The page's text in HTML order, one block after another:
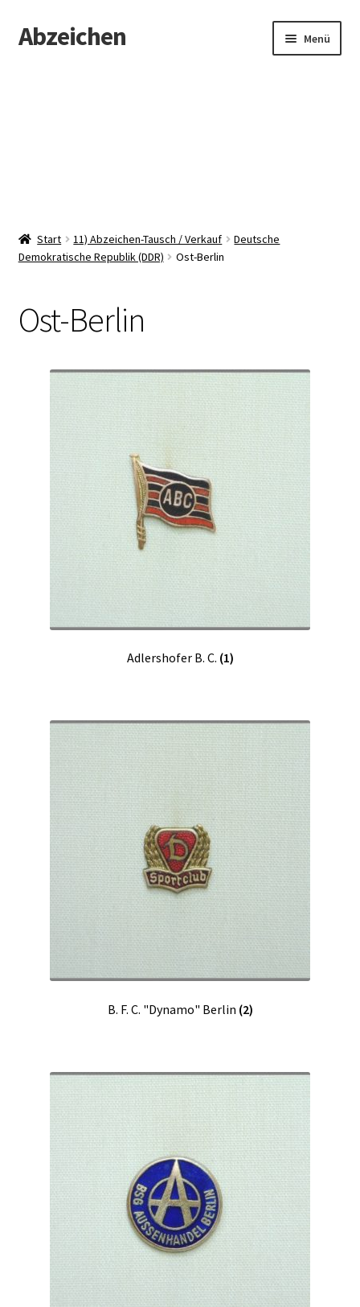
Zur
Navigation
Zum
Inhalt
Abzeichen Menü
Start 11) Abzeichen-Tausch / Verkauf
Deutsche
Demokratische Republik (DDR)
Ost-Berlin
Ost-Berlin
Adlershofer B. C. (1)
B. F. C. "Dynamo" Berlin (2)